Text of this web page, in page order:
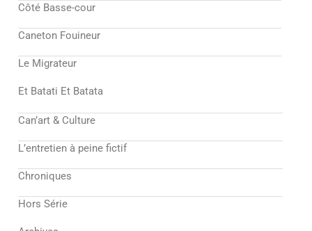
Côté Basse-cour
Caneton Fouineur
Le Migrateur
Et Batati Et Batata
Can’art & Culture
L’entretien à peine fictif
Chroniques
Hors Série